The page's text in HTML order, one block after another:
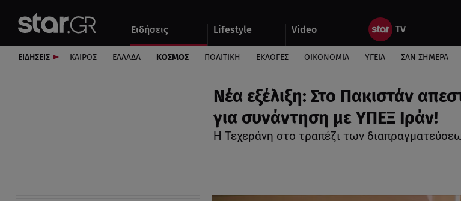
Ειδήσεις Lifestyle Video
Αυτοκίνητο
ΕΙΔΗΣΕΙΣ ΚΑΙΡΟΣ ΕΛΛΑΔΑ ΚΟΣΜΟΣ ΠΟΛΙΤΙΚΗ ΕΚΛΟΓΕΣ ΟΙΚΟΝΟΜΙΑ ΥΓΕΙΑ ΣΑΝ ΣΗΜΕΡΑ
Νέα εξέλιξη: Στο Πακιστάν
για συνάντηση με ΥΠΕΞ Ιράν!
Η Τεχεράνη στο τραπέζι των